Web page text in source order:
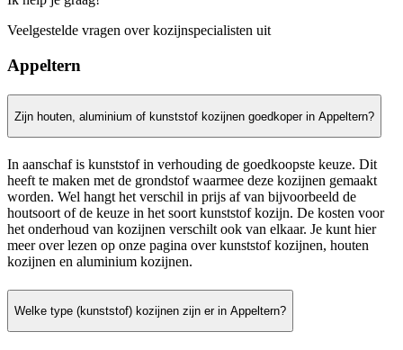
Veelgestelde vragen over kozijnspecialisten uit
Appeltern
Zijn houten, aluminium of kunststof kozijnen goedkoper in Appeltern?
In aanschaf is kunststof in verhouding de goedkoopste keuze. Dit
heeft te maken met de grondstof waarmee deze kozijnen gemaakt
worden. Wel hangt het verschil in prijs af van bijvoorbeeld de
houtsoort of de keuze in het soort kunststof kozijn. De kosten voor
het onderhoud van kozijnen verschilt ook van elkaar. Je kunt hier
meer over lezen op onze pagina over kunststof kozijnen, houten
kozijnen en aluminium kozijnen.
Welke type (kunststof) kozijnen zijn er in Appeltern?